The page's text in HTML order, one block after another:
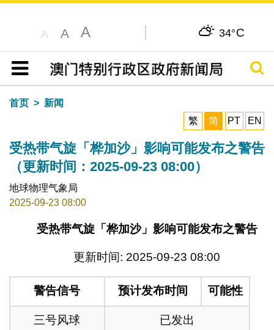
A A A 34°C
目录
搜寻
首页
新闻
繁
简 PT EN
受热带气旋「桦加沙」影响可能发布之警告
（更新时间：2025-09-23 08:00）
地球物理气象局
2025-09-23 08:00
受热带气旋「桦加沙」影响可能发布之警告
更新时间: 2025-09-23 08:00
警告信号 预计发布时间 可能性
三号风球 已发出